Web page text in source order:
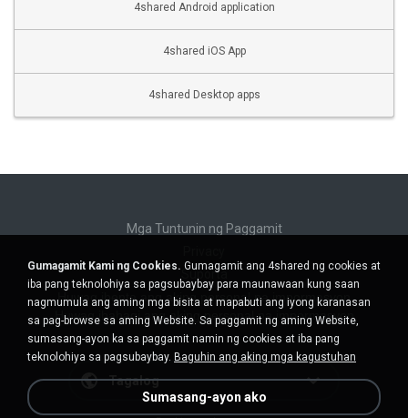
4shared Android application
4shared iOS App
4shared Desktop apps
Mga Tuntunin ng Paggamit
Suporta
Huwag ibenta ang aking personal na impormasyon
Huwag ibahagi ang aking personal na impormasyon
Tagalog
Gumagamit Kami ng Cookies. Gumagamit ang 4shared ng cookies at
iba pang teknolohiya sa pagsubaybay para maunawaan kung saan
nagmumula ang aming mga bisita at mapabuti ang iyong karanasan
sa pag-browse sa aming Website. Sa paggamit ng aming Website,
sumasang-ayon ka sa paggamit namin ng cookies at iba pang
teknolohiya sa pagsubaybay. Baguhin ang aking mga kagustuhan
Sumasang-ayon ako